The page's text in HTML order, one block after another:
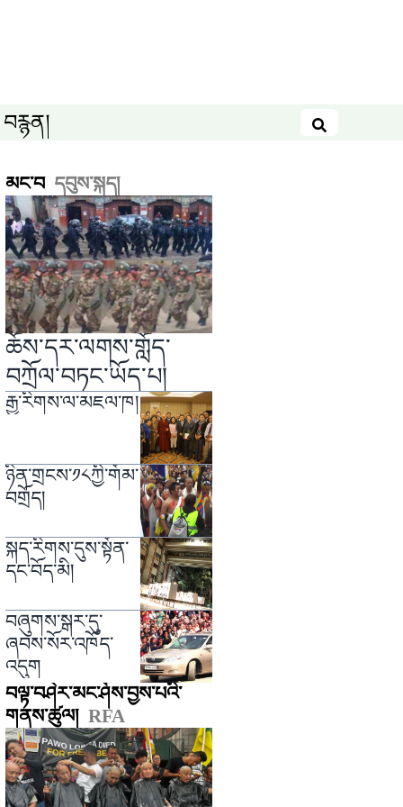
བརྙན།
མང་བ དབུས་སྐད།
ཆོས་དར་ལགས་གློད་
བཀྲོལ་བཏང་ཡོད་པ།
རྒྱ་རིགས་ལ་མཇལ་ཁ།
ཉིན་གྲངས་༡༨ཀྱི་གོམ་
བགྲོད།
སྐད་རིགས་དུས་སྟོན་
དང་བོད་མི།
བཞུགས་སྒར་དུ་
ཞབས་སོར་འཁོད་
འདུག
བལྟ་བཤེར་མང་ཤོས་བྱས་པའི་
གནས་ཚུལ། RFA